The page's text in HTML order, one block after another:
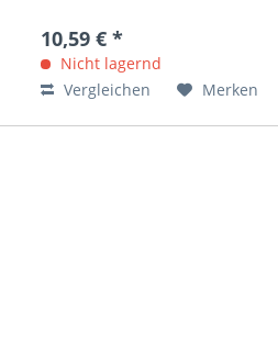
Bereich, in Montagestrassen und
für zu Hause. Sie werden überall
dort besonders...
10,59 € *
Nicht lagernd
Vergleichen
Merken